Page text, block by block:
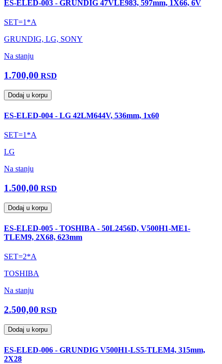
ES-ELED-003 - GRUNDIG 47VLE983, 597mm, 1X66, 6V
SET=1*A
GRUNDIG, LG, SONY
Na stanju
1.700,00 RSD
Dodaj u korpu
ES-ELED-004 - LG 42LM644V, 536mm, 1x60
SET=1*A
LG
Na stanju
1.500,00 RSD
Dodaj u korpu
ES-ELED-005 - TOSHIBA - 50L2456D, V500H1-ME1-
TLEM9, 2X68, 623mm
SET=2*A
TOSHIBA
Na stanju
2.500,00 RSD
Dodaj u korpu
ES-ELED-006 - GRUNDIG V500H1-LS5-TLEM4, 315mm,
2X28